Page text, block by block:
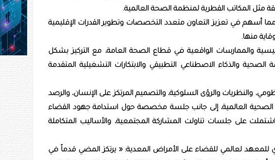
مثل المكاتب القطرية لمنظمة الصحة العالمية.
أسهم في تعزيز التعاون متعدد التخصصات وتطوير القدرات الإقليمية
منها.
والممارسات الواقعية في قطاع الصحة العامة، مع التركيز بشكل
والذكاء الاصطناعي التطبيقي والابتكارات التشغيلية المتقدمة
والنظريات والرؤى السلوكية، والتصميم المرتكز على الإنسان، والرصد
الصحية العالمية، إلى جانب جلسة مخصصة حول استدامة جهود القضاء
على جلسات تناولت المشاركة المجتمعية، والأساليب المتكاملة
للمعهد لعالمي للقضاء على الأمراض المعدية: « يرتكز المضي قدماً في